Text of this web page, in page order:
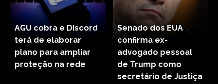
AGU cobra e Discord
terá de elaborar
plano para ampliar
proteção na rede
Senado dos EUA
confirma ex-
advogado pessoal
de Trump como
secretário de Justiça